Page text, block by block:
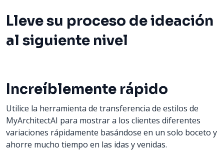
Lleve su proceso de ideación
al siguiente nivel
Increíblemente rápido
Utilice la herramienta de transferencia de estilos de
MyArchitectAI para mostrar a los clientes diferentes
variaciones rápidamente basándose en un solo boceto y
ahorre mucho tiempo en las idas y venidas.